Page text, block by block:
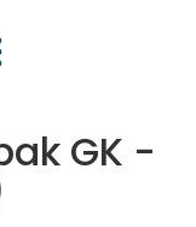
GK -